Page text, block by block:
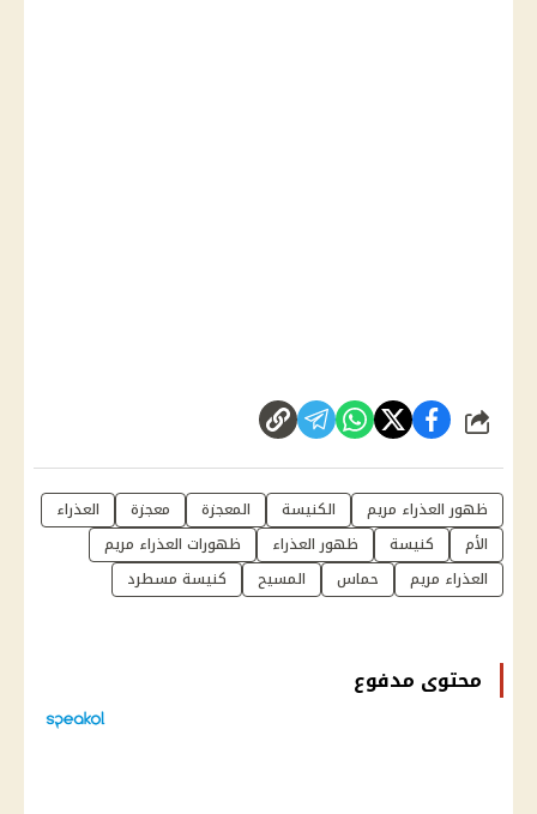
شارك
ظهور العذراء مريم الكنيسة المعجزة معجزة
العذراء
الأم
كنيسة ظهور العذراء
ظهورات العذراء مريم
العذراء مريم
حماس المسيح كنيسة مسطرد
محتوى مدفوع